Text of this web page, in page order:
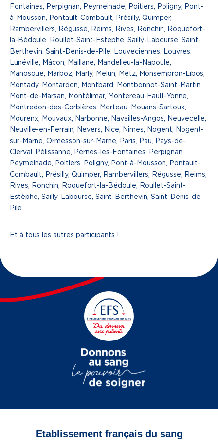
Fontaines, Perpignan, Peymeinade, Poitiers, Poligny, Pont-
à-Mousson, Pontault-Combault, Présilly, Quimper,
Rambervillers, Régusse, Reims, Rives, Ronchin, Roquefort-
la-Bédoule, Roullet-Saint-Estèphe, Sailly-Labourse, Saint-
Berthevin, Saint-Denis-de-Pile, Louveciennes, Louvres,
Lunéville, Mâcon, Maillane, Mandelieu-la-Napoule,
Manosque, Marboz, Marly, Melun, Metz, Monsempron-Libos,
Montady, Montardon, Montbard, Montbonnot-Saint-Martin,
Mont-de-Marsan, Montélimar, Montereau-Fault-Yonne,
Montredon-des-Corbières, Morteau, Mouans-Sartoux,
Mourenx, Mouvaux, Narbonne, Navailles-Angos, Neuvecelle,
Neuville-en-Ferrain, Nevers, Nice, Nîmes, Nogent, Nogent-
sur-Marne, Ormesson-sur-Marne, Paris, Pau, Pays-de-
Clerval, Pélissanne, Pernes-les-Fontaines, Perpignan,
Peymeinade, Poitiers, Poligny, Pont-à-Mousson, Pontault-
Combault, Présilly, Quimper, Rambervillers, Régusse, Reims,
Rives, Ronchin, Roquefort-la-Bédoule, Roullet-Saint-
Estèphe, Sailly-Labourse, Saint-Berthevin, Saint-Denis-de-
Pile…
Et à tous les autres participants !
Vous êtes
Etablissement français du sang